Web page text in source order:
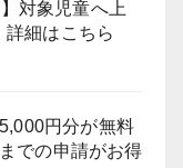
対象児童へ上
細はこちら
円分が無料
での申請がお得